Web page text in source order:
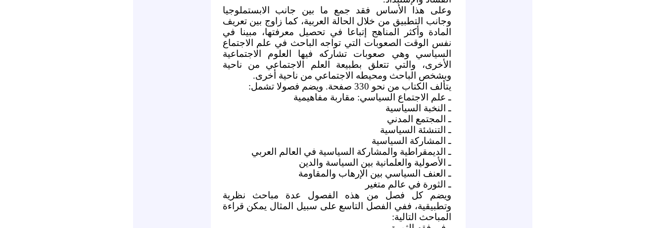
وعلى هذا الأساس فقد جمع ما بين جانب الابستملوجيا
وجانب التطبيق من خلال الحالة العربية، كما زاوج بين تعريف
المادة وأكثر المناهج إتباعا في تحصيل معرفتها، مبينا في
نفس الوقت الصعوبات التي تواجه الباحث في علم الاجتماع
السياسي وهي صعوبات تشاركه فيها العلوم الاجتماعية
الأخرى، والتي تتعلق بطبيعة العلم الاجتماعي من ناحية
وبشخص الباحث ومحيطه الاجتماعي من ناحية أخرى.
يتألف الكتاب من نحو 330 صفحة. ويضم فصولا تشمل:
ـ علم الاجتماع السياسي: مقاربة مفاهيمية
ـ النخبة السياسية
ـ المجتمع المدني
ـ التنشئة السياسية
ـ المشاركة السياسية
ـ الديمقراطية والمشاركة السياسية في العالم العربي
ـ الأصولية والعلمانية بين السياسة والدين
ـ العنف السياسي بين الإرهاب والمقاومة
ـ الثورة في عالم متغير
ويضم كل فصل من هذه الفصول عدة مباحث نظرية
وتطبيقية، ففي الفصل التاسع على سبيل المثال يمكن قراءة
المباحث التالية: